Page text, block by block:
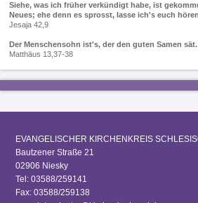
Siehe, was ich früher verkündigt habe, ist
Neues; ehe denn es sprosst, lasse ich's euch
Jesaja 42,9
Der Menschensohn ist's, der den guten Samen
Matthäus 13,37-38
EVANGELISCHER KIRCHENKREIS
Bautzener Straße 21
02906 Niesky
Tel: 03588/259141
Fax: 03588/259138